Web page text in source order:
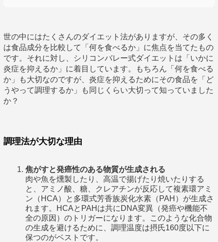
世の中にはたくさんのダイエット法がありますが、その多く
は食品成分を比較して「何を食べるか」に焦点を当てたもの
です。それに対し、シリコンバレー式ダイエットは「いかに
炎症を抑えるか」に着目しています。もちろん「何を食べる
か」も大切なのですが、炎症を抑えるためにその食品を「ど
うやって調理するか」も同じくらい大切って知っていました
か？
調理法が大切な理由
焦がすと発癌性のある物質が生成される
肉や魚を燻製したり、高温で揚げたり焼いたりする
と、アミノ酸、糖、クレアチンが反応して複素環アミ
ン（HCA）と多環式芳香族炭化水素（PAH）が生成さ
れます。HCAとPAHは共にDNA変異（発癌や機能不
全の原因）のトリガーになります。このような化合物
の生成を避けるために、調理温度は摂氏160度以下に
保つのがベストです。